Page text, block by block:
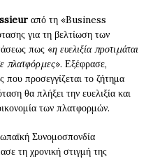
από τη «Business
για τη βελτίωση των
πως «η ευελιξία προτιμάται
πλατφόρμες». Εξέφρασε,
προσεγγίζεται το ζήτημα
θα πλήξει την ευελιξία και
των πλατφορμών.
Συνομοσπονδία
τη χρονική στιγμή της